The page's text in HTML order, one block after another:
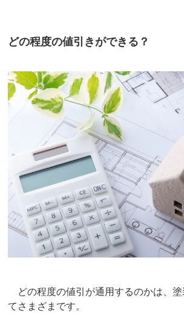
どの程度の値引きができる？
どの程度の値引が通用するのかは、
てさまざまです。